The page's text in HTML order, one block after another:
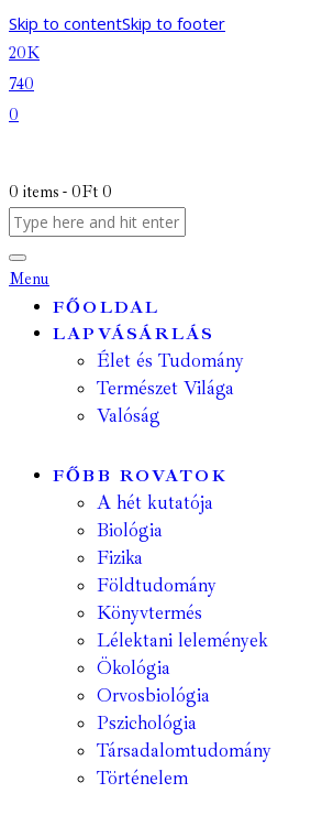
Skip to contentSkip to footer
20K
740
0
0 items - 0Ft 0
Menu
FŐOLDAL
LAPVÁSÁRLÁS
Élet és Tudomány
Természet Világa
Valóság
FŐBB ROVATOK
A hét kutatója
Biológia
Fizika
Földtudomány
Könyvtermés
Lélektani lelemények
Ökológia
Orvosbiológia
Pszichológia
Társadalomtudomány
Történelem